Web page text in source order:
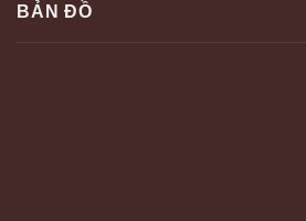
BẢN ĐỒ